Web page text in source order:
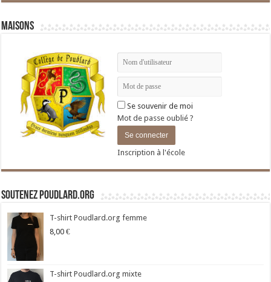
Maisons
Se souvenir de moi
Mot de passe oublié ?
Inscription à l'école
Soutenez Poudlard.org
T-shirt Poudlard.org femme
8,00 €
T-shirt Poudlard.org mixte